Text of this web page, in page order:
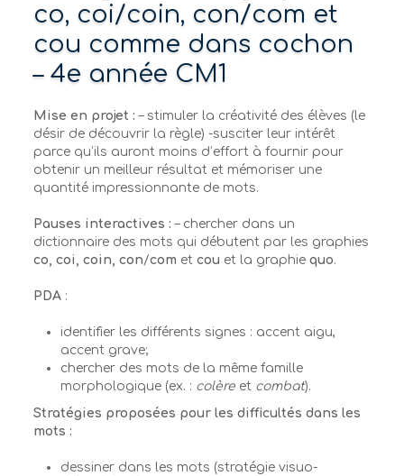
co, coi/coin, con/com et
cou comme dans cochon
– 4e année CM1
Mise en projet : – stimuler la créativité des élèves (le
désir de découvrir la règle) -susciter leur intérêt
parce qu’ils auront moins d’effort à fournir pour
obtenir un meilleur résultat et mémoriser une
quantité impressionnante de mots.
Pauses interactives : – chercher dans un
dictionnaire des mots qui débutent par les graphies
co, coi, coin, con/com et cou et la graphiequo.
PDA :
identifier les différents signes : accent aigu,
accent grave;
chercher des mots de la même famille
morphologique (ex. : colère et combat).
Stratégies proposées pour les difficultés dans les
mots :
dessiner dans les mots (stratégie visuo-